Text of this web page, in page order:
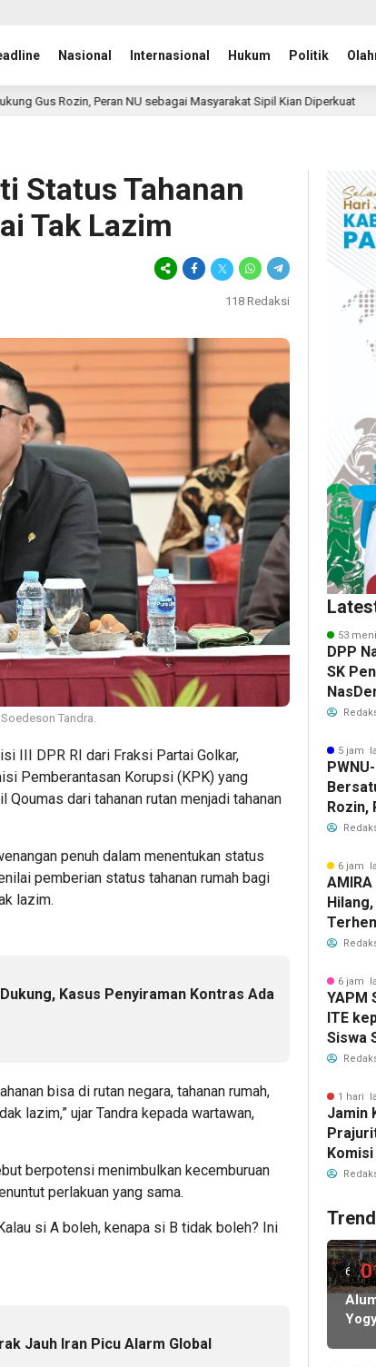
Nasional Internasional Hukum Politik
Masyarakat Sipil Kian Diperkuat 6 jam lalu AMIRA
Status Tahanan
Tak Lazim
118 Redaksi
Tandra.
III DPR RI dari Fraksi Partai Golkar,
Pemberantasan Korupsi (KPK) yang
dari tahanan rutan menjadi tahanan
penuh dalam menentukan status
pemberian status tahanan rumah bagi
lazim.
Kasus Penyiraman Kontras Ada
bisa di rutan negara, tahanan rumah,
lazim,” ujar Tandra kepada wartawan,
berpotensi menimbulkan kecemburuan
perlakuan yang sama.
si A boleh, kenapa si B tidak boleh? Ini
Jauh Iran Picu Alarm Global
53
DPP
SK
5 jam
Rozin,
6 jam
6 jam
YAPM
ITE
Siswa
Kota
1 hari
Jamin
Komisi
Tukin
6
hari
lalu